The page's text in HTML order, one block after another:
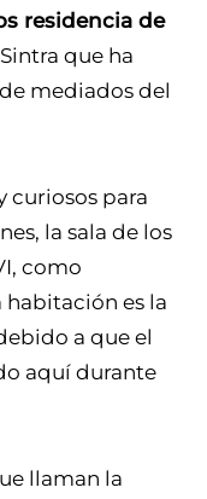
residencia de
que ha
mediados del
curiosos para
la sala de los
como
habitación es la
a que el
aquí durante
llaman la